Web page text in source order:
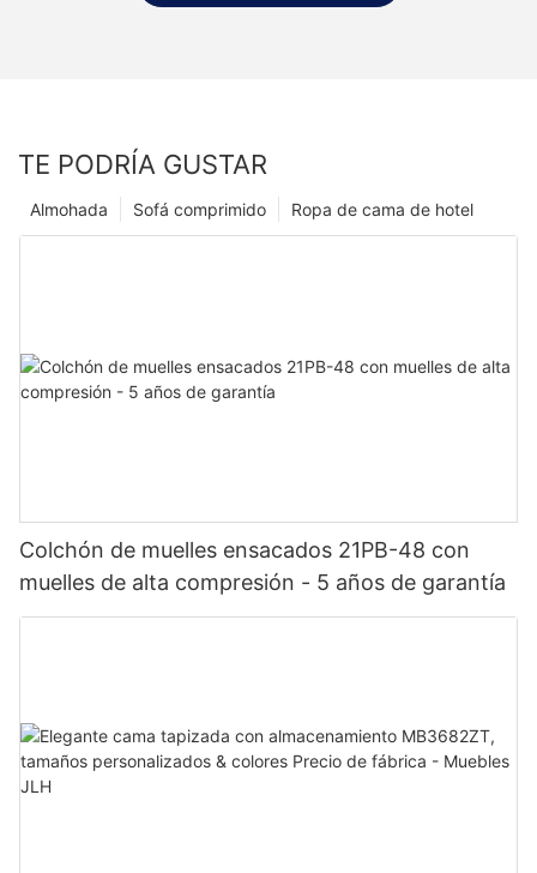
TE PODRÍA GUSTAR
Ropa de cama de hotel
Sofá comprimido
Almohada
Colchón de muelles ensacados 21PB-48 con
muelles de alta compresión - 5 años de garantía